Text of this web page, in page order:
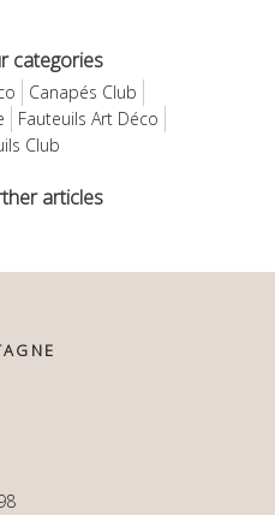
categories
Canapés Club
Fauteuils Art Déco
Club
articles